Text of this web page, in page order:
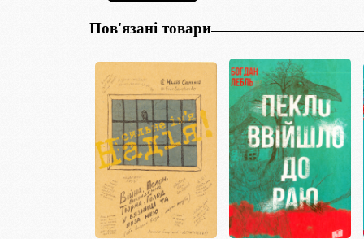
Пов'язані товари